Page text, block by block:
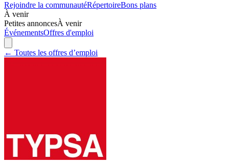
Rejoindre la communautéRépertoireBons plans
À venir
Petites annoncesÀ venir
ÉvénementsOffres d'emploi
← Toutes les offres d’emploi